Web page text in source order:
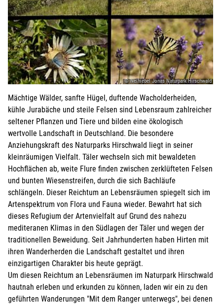
© Nelhiebel Jonas Naturpark Hirschwald
Mächtige Wälder, sanfte Hügel, duftende Wacholderheiden,
kühle Jurabäche und steile Felsen sind Lebensraum zahlreicher
seltener Pflanzen und Tiere und bilden eine ökologisch
wertvolle Landschaft in Deutschland. Die besondere
Anziehungskraft des Naturparks Hirschwald liegt in seiner
kleinräumigen Vielfalt. Täler wechseln sich mit bewaldeten
Hochflächen ab, weite Flure finden zwischen zerklüfteten Felsen
und bunten Wiesenstreifen, durch die sich Bachläufe
schlängeln. Dieser Reichtum an Lebensräumen spiegelt sich im
Artenspektrum von Flora und Fauna wieder. Bewahrt hat sich
dieses Refugium der Artenvielfalt auf Grund des nahezu
mediteranen Klimas in den Südlagen der Täler und wegen der
traditionellen Beweidung. Seit Jahrhunderten haben Hirten mit
ihren Wanderherden die Landschaft gestaltet und ihren
einzigartigen Charakter bis heute geprägt.
Um diesen Reichtum an Lebensräumen im Naturpark Hirschwald
hautnah erleben und erkunden zu können, laden wir ein zu den
geführten Wanderungen "Mit dem Ranger unterwegs", bei denen